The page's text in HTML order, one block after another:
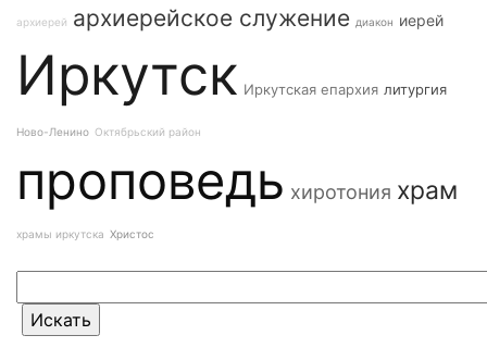
архиерей архиерейское служение диакон иерей
Иркутск Иркутская епархия литургия
Ново-Ленино Октябрьский район
проповедь хиротония храм
храмы иркутска Христос